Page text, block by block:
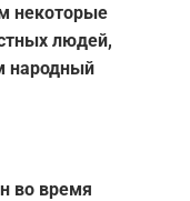
некоторые
людей,
народный
во время